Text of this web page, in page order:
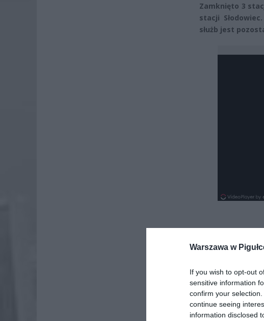
Warszawa w
If you wish to opt-out
sensitive information
confirm your
continue seeing
information disclosed
Zamknięto 3
stacji
służb jest
Dodaj nas